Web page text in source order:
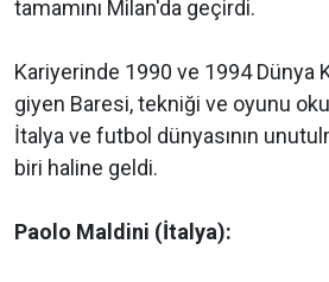
tamamını Milan'da geçirdi.
Kariyerinde 1990 ve 1994 Dünya
giyen Baresi, tekniği ve oyunu
İtalya ve futbol dünyasının
biri haline geldi.
Paolo Maldini (İtalya):